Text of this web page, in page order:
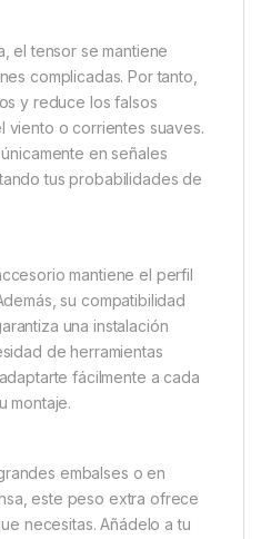
el tensor se mantiene
complicadas. Por tanto,
y reduce los falsos
viento o corrientes suaves.
en señales
tus probabilidades de
mantiene el perfil
su compatibilidad
una instalación
de herramientas
fácilmente a cada
montaje.
embalses o en
este peso extra ofrece
necesitas. Añádelo a tu